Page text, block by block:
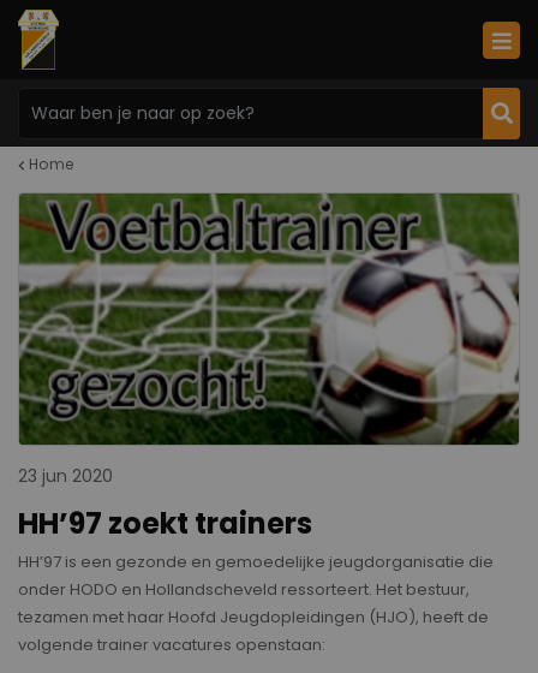
Home
23 jun 2020
HH’97 zoekt trainers
HH’97 is een gezonde en gemoedelijke jeugdorganisatie die
onder HODO en Hollandscheveld ressorteert. Het bestuur,
tezamen met haar Hoofd Jeugdopleidingen (HJO), heeft de
volgende trainer vacatures openstaan: